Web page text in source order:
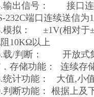
输出信号： 接口连
232C端口连续送信为
模拟： ±1V(相对于±
10KΩ以上
载/判断： 开放式集
．存储功能： 连续存
统计功能： 大值,小
判断功能： 根据上及